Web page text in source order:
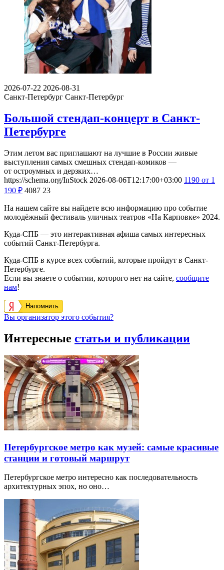
2026-07-22 2026-08-31
Санкт-Петербург Санкт-Петербург
Большой стендап-концерт в Санкт-
Петербурге
Этим летом вас приглашают на лучшие в России живые
выступления самых смешных стендап-комиков —
от остроумных и дерзких…
https://schema.org/InStock 2026-08-06T12:17:00+03:00 1190 от 1
190 ₽ 4087 23
На нашем сайте вы найдете всю информацию про событие
молодёжный фестиваль уличных театров «На Карповке» 2024.
Куда-СПБ — это интерактивная афиша самых интересных
событий Санкт-Петербурга.
Куда-СПБ в курсе всех событий, которые пройдут в Санкт-
Петербурге.
Если вы знаете о событии, которого нет на сайте, сообщите
нам!
Напомнить
Вы организатор этого события?
Интересные статьи и публикации
Петербургское метро как музей: самые красивые
станции и готовый маршрут
Петербургское метро интересно как последовательность
архитектурных эпох, но оно…